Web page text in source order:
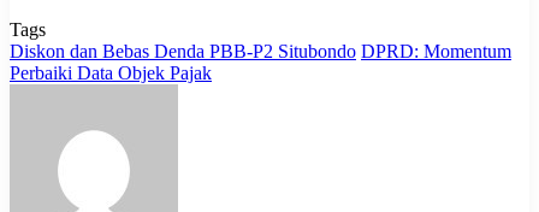
Tags
Diskon dan Bebas Denda PBB-P2 Situbondo DPRD: Momentum
Perbaiki Data Objek Pajak